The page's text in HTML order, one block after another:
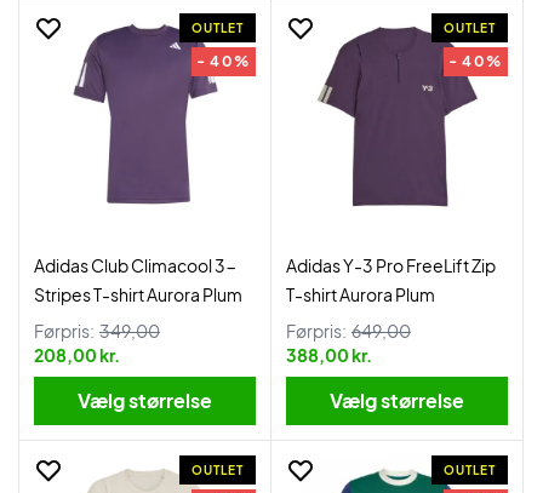
OUTLET
- 40%
Adidas Club Climacool 3-
Stripes T-shirt Aurora Plum
Førpris: 349,00
208,00 kr.
Vælg størrelse
OUTLET
- 40%
Adidas Y-3 Pro FreeLift Zip
T-shirt Aurora Plum
Førpris: 649,00
388,00 kr.
Vælg størrelse
OUTLET OUTLET